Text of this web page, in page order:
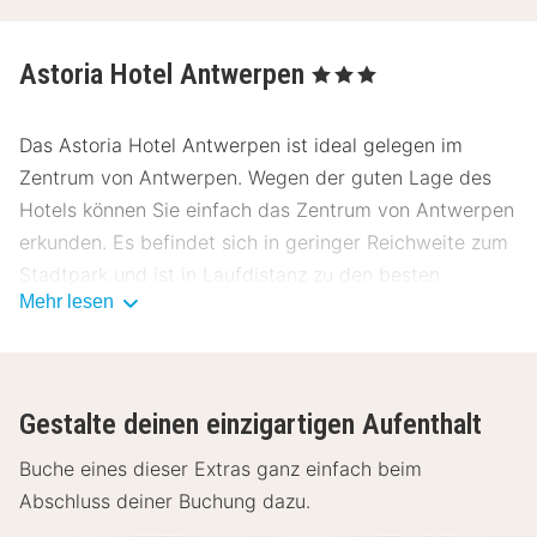
Astoria Hotel Antwerpen , 3 Sterne
Das Astoria Hotel Antwerpen ist ideal gelegen im
Zentrum von Antwerpen. Wegen der guten Lage des
Hotels können Sie einfach das Zentrum von Antwerpen
erkunden. Es befindet sich in geringer Reichweite zum
Stadtpark und ist in Laufdistanz zu den besten
Shoppingstaßen und Attraktionen. Nur 50 Meter
Alle Hotelzimmer sind ausgestattet mit Klimaanlage,
kostenlosem Wi-Fi, Flat-Screen-Fernseher, Telefon,
Tresor und einem Badezimmer mit Badewanne, Dusche
und Toilette. Die Deluxezimmer haben einen Balkon und
Mehr lesen
Gestalte deinen einzigartigen Aufenthalt
Buche eines dieser Extras ganz einfach beim
Abschluss deiner Buchung dazu.